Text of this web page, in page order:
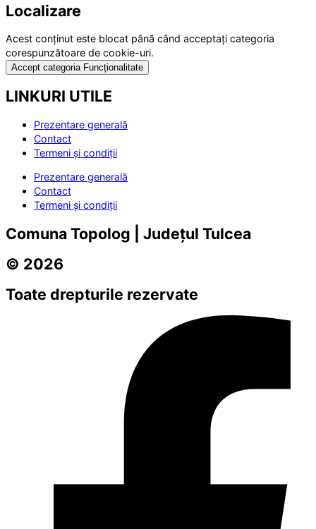
Localizare
Acest conținut este blocat până când acceptați categoria
corespunzătoare de cookie-uri.
Accept categoria Funcționalitate
LINKURI UTILE
Prezentare generală
Contact
Termeni și condiții
Prezentare generală
Contact
Termeni și condiții
Comuna Topolog | Județul Tulcea
© 2026
Toate drepturile rezervate